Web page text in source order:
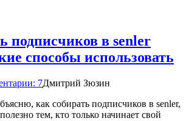
подписчиков в senler
способы использовать
7Дмитрий Зюзин
как собирать подписчиков в senler,
тем, кто только начинает свой